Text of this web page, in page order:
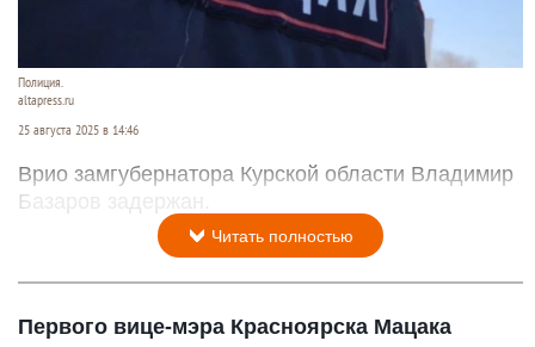
Полиция.
altapress.ru
25 августа 2025 в 14:46
Врио замгубернатора Курской области Владимир
Базаров задержан.
Читать полностью
Первого вице-мэра Красноярска Мацака